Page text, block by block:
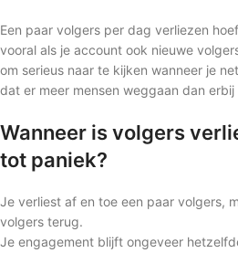
Een paar volgers per dag verliezen
vooral als je account ook nieuwe
om serieus naar te kijken wanneer je
dat er meer mensen weggaan dan erbij
Wanneer is volgers
tot paniek?
Je verliest af en toe een paar volgers,
volgers terug.
Je engagement blijft ongeveer